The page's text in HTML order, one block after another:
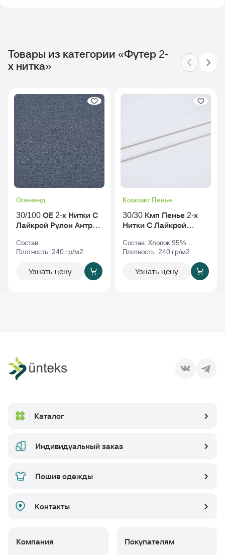
Товары из категории «Футер 2-
х нитка»
Опененд
30/100 ОЕ 2-х Нитки С
Лайкрой Рулон Антра-
Состав:
Плотность: 240 гр/м2
Узнать цену
Компакт Пенье
30/30 Кмп Пенье 2-х
Нитки С Лайкрой
11-4801
Состав: Хлопок 95%
Эластан 5%
Плотность: 240 гр/м2
Узнать цену
Каталог
Индивидуальный заказ
Пошив одежды
Контакты
Компания Покупателям